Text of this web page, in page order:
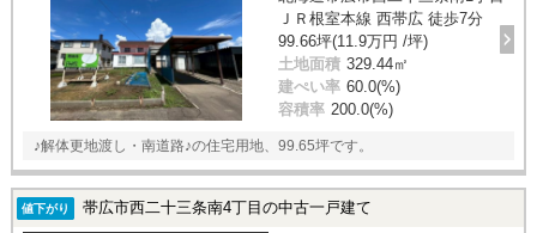
ＪＲ根室本線 西帯広 徒歩7分
99.66坪(11.9万円 /坪)
土地面積 329.44㎡
建ぺい率 60.0(%)
容積率 200.0(%)
♪解体更地渡し・南道路♪の住宅用地、99.65坪です。
値下がり 帯広市西二十三条南4丁目の中古一戸建て